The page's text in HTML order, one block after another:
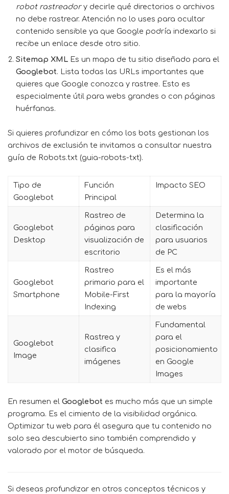
robot rastreadory decirle qué directorios o archivos
no debe rastrear. Atención no lo uses para ocultar
contenido sensible ya que Google podría indexarlo si
recibe un enlace desde otro sitio.
Sitemap XML Es un mapa de tu sitio diseñado para el
Googlebot. Lista todas las URLs importantes que
quieres que Google conozca y rastree. Esto es
especialmente útil para webs grandes o con páginas
huérfanas.
Si quieres profundizar en cómo los bots gestionan los
archivos de exclusión te invitamos a consultar nuestra
guía de Robots.txt (guia-robots-txt).
Tipo de
Googlebot
Función
Principal
Impacto SEO
Googlebot
Desktop
Rastreo de
páginas para
visualización de
escritorio
Determina la
clasificación
para usuarios
de PC
Googlebot
Smartphone
Rastreo
primario para el
Mobile-First
Indexing
Es el más
importante
para la mayoría
de webs
Googlebot
Image
Rastrea y
clasifica
imágenes
Fundamental
para el
posicionamiento
en Google
Images
En resumen el Googlebot es mucho más que un simple
programa. Es el cimiento de la visibilidad orgánica.
Optimizar tu web para él asegura que tu contenido no
solo sea descubierto sino también comprendido y
valorado por el motor de búsqueda.
Si deseas profundizar en otros conceptos técnicos y